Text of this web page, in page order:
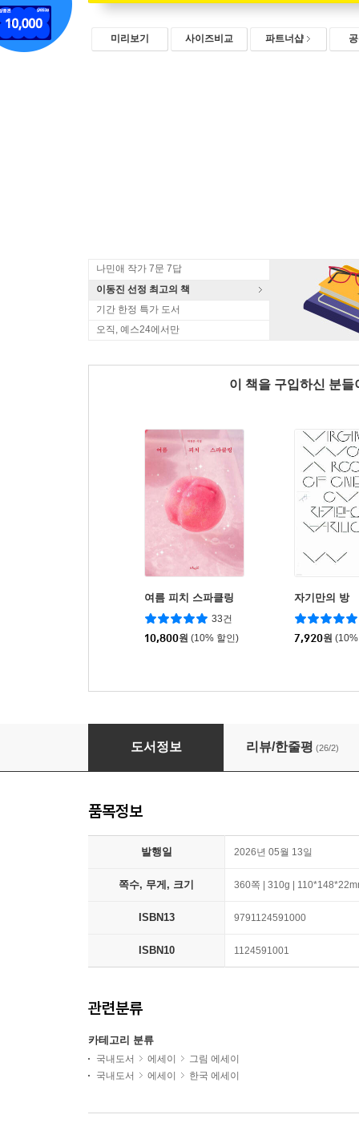
미리보기 사이즈비교 파트너샵
나민애 작가 7문 7답
이동진 선정 최고의 책
기간 한정 특가 도서
오직, 예스24에서만
이 책을 구입하신 분
여름 피치 스파클링
33건
10,800원 (10% 할인)
자기만의 방
7,920원
미세 행복 도감
도서정보 리뷰/한줄평 (26/2)
품목정보
발행일 2026년 05월 13일
쪽수, 무게, 크기 360쪽 | 310g |
ISBN13 9791124591000
ISBN10 1124591001
관련분류
카테고리 분류
국내도서 에세이
그림 에세이
국내도서
에세이 한국 에세이